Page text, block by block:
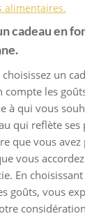
alimentaires.
cadeau en
un
compte les
à qui vous
qui reflète ses
que vous avez
vous
En
goûts, vous